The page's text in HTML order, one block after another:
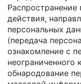
действия,
персональных
(передача
ознакомление с
неограниченного
обнародование